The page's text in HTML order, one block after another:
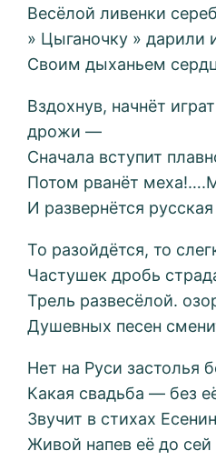
Весёлой ливенки
» Цыганочку » дарили
Своим дыханьем
Вздохнув, начнёт
дрожи —
Сначала вступит
Потом рванёт
И развернётся
То разойдётся, то
Частушек дробь
Трель развесёлой.
Душевных песен
Нет на Руси застолья
Какая свадьба — без
Звучит в стихах
Живой напев её до